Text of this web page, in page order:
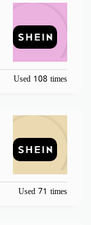
Used 108 times
Used 71 times